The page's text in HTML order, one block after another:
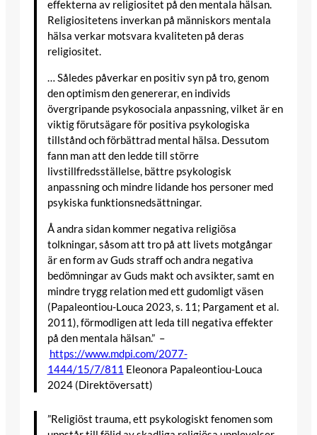
effekterna av religiositet på den mentala hälsan.
Religiositetens inverkan på människors mentala
hälsa verkar motsvara kvaliteten på deras
religiositet.
… Således påverkar en positiv syn på tro, genom
den optimism den genererar, en individs
övergripande psykosociala anpassning, vilket är en
viktig förutsägare för positiva psykologiska
tillstånd och förbättrad mental hälsa. Dessutom
fann man att den ledde till större
livstillfredsställelse, bättre psykologisk
anpassning och mindre lidande hos personer med
psykiska funktionsnedsättningar.
Å andra sidan kommer negativa religiösa
tolkningar, såsom att tro på att livets motgångar
är en form av Guds straff och andra negativa
bedömningar av Guds makt och avsikter, samt en
mindre trygg relation med ett gudomligt väsen
(Papaleontiou-Louca 2023, s. 11; Pargament et al.
2011), förmodligen att leda till negativa effekter
på den mentala hälsan.” –
https://www.mdpi.com/2077-
1444/15/7/811 Eleonora Papaleontiou-Louca
2024 (Direktöversatt)
”Religiöst trauma, ett psykologiskt fenomen som